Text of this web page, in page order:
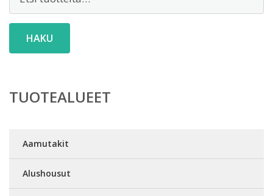
HAKU
TUOTEALUEET
Aamutakit
Alushousut